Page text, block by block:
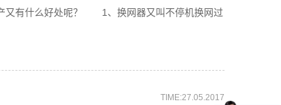
又有什么好处呢？ 1、换网器又叫不停机换网过
TIME:27.05.2017